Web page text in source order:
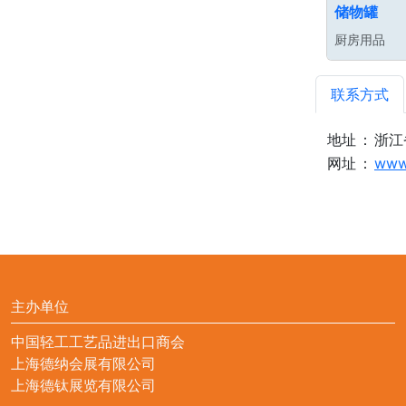
储物罐
厨房用品
联系方式
地址 ： 浙
网址 ：
主办单位
中国轻工工艺品进出口商会
上海德纳会展有限公司
上海德钛展览有限公司